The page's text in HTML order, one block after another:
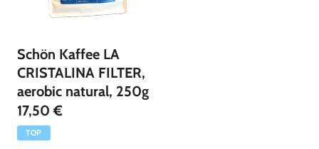
Schön Kaffee LA
CRISTALINA FILTER,
aerobic natural, 250g
17,50 €
TOP